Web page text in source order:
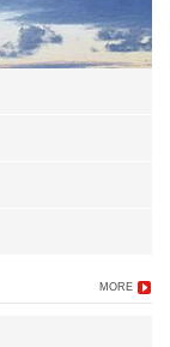
MORE